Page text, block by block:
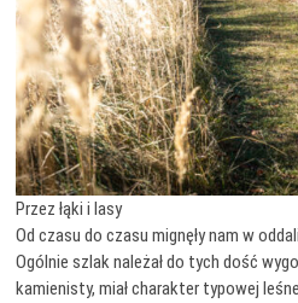
Przez łąki i lasy
Od czasu do czasu mignęły nam w
Ogólnie szlak należał do tych dość
kamienisty, miał charakter typowej